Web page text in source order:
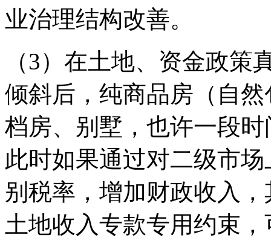
业治理结构改善。
（3）在土地、资金政
倾斜后，纯商品房（自
档房、别墅，也许一段
此时如果通过对二级市
别税率，增加财政收入
土地收入专款专用约束